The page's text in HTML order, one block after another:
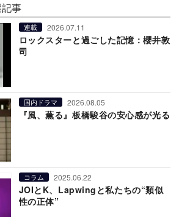
事
連載 2026.07.11
ロックスターと過ごした記憶：櫻井敦
司
国内ドラマ 2026.08.05
『風、薫る』板橋駿谷の安心感が光る
コラム 2025.06.22
JOIとK、Lapwingと私たちの“類似
性の正体”